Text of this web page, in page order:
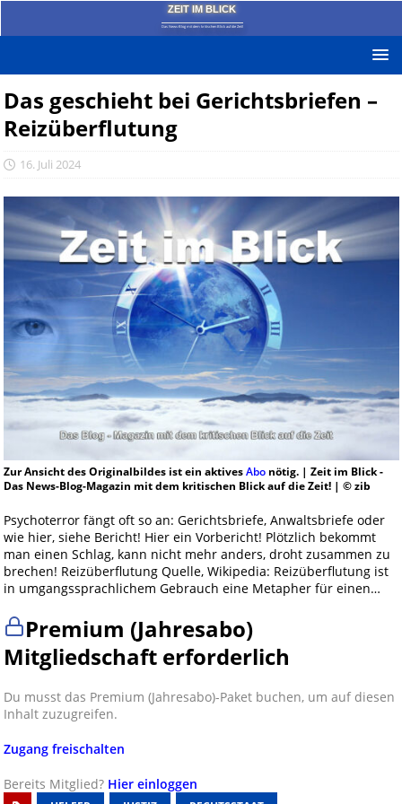
ZEIT IM BLICK
Das News-Blog mit dem kritischen Blick auf die Zeit!
Das geschieht bei Gerichtsbriefen –
Reizüberflutung
16. Juli 2024
Zur Ansicht des Originalbildes ist ein aktivesAbonötig. | Zeit im Blick -
Das News-Blog-Magazin mit dem kritischen Blick auf die Zeit! | © zib
Psychoterror fängt oft so an: Gerichtsbriefe, Anwaltsbriefe oder
wie hier, siehe Bericht! Hier ein Vorbericht! Plötzlich bekommt
man einen Schlag, kann nicht mehr anders, droht zusammen zu
brechen! Reizüberflutung Quelle, Wikipedia: Reizüberflutung ist
in umgangssprachlichem Gebrauch eine Metapher für einen…
Premium (Jahresabo)
Mitgliedschaft erforderlich
Du musst das Premium (Jahresabo)-Paket buchen, um auf diesen
Inhalt zuzugreifen.
Zugang freischalten
Bereits Mitglied? Hier einloggen